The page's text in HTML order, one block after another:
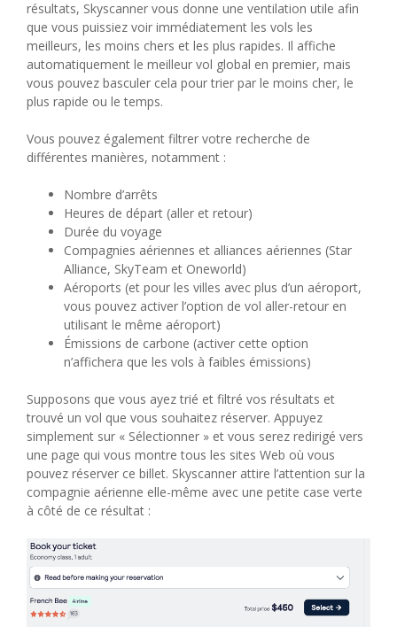
résultats, Skyscanner vous donne une ventilation utile afin
que vous puissiez voir immédiatement les vols les
meilleurs, les moins chers et les plus rapides. Il affiche
automatiquement le meilleur vol global en premier, mais
vous pouvez basculer cela pour trier par le moins cher, le
plus rapide ou le temps.
Vous pouvez également filtrer votre recherche de
différentes manières, notamment :
Nombre d’arrêts
Heures de départ (aller et retour)
Durée du voyage
Compagnies aériennes et alliances aériennes (Star
Alliance, SkyTeam et Oneworld)
Aéroports (et pour les villes avec plus d’un aéroport,
vous pouvez activer l’option de vol aller-retour en
utilisant le même aéroport)
Émissions de carbone (activer cette option
n’affichera que les vols à faibles émissions)
Supposons que vous ayez trié et filtré vos résultats et
trouvé un vol que vous souhaitez réserver. Appuyez
simplement sur « Sélectionner » et vous serez redirigé vers
une page qui vous montre tous les sites Web où vous
pouvez réserver ce billet. Skyscanner attire l’attention sur la
compagnie aérienne elle-même avec une petite case verte
à côté de ce résultat :